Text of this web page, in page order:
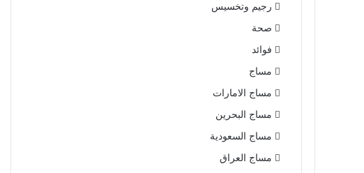
رجيم وتخسيس
صحة
فوائد
مساج
مساج الامارات
مساج البحرين
مساج السعودية
مساج العراق